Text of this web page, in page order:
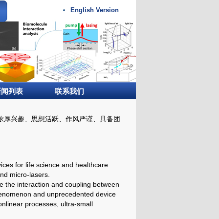
English Version
列表 联系我们
兴趣、思想活跃、作风严谨、具备团
for life science and healthcare
micro-lasers.
the interaction and coupling between
and unprecedented device
processes, ultra-small